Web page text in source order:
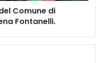
Comune di
Fontanelli.